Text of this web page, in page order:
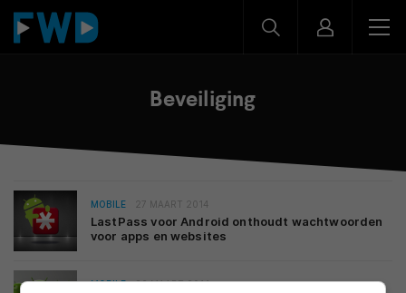
Beveiliging
MOBILE 27 MAART 2014
LastPass voor Android onthoudt wachtwoorden
voor apps en websites
MOBILE 26 MAART 2014